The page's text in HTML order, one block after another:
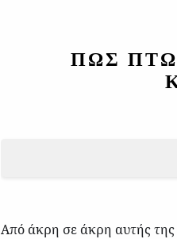
ΠΩΣ
Από άκρη σε άκρη αυτής